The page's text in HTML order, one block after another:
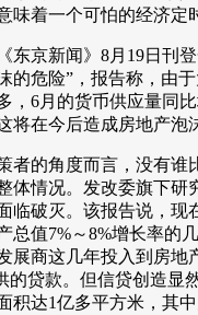
味着一个可怕的经济定
东京新闻》8月19日刊
的危险”，报告称，由
，6月的货币供应量同
将在今后造成房地产泡
者的角度而言，没有谁
体情况。发改委旗下研
临破灭。该报告说，现
总值7%～8%增长率的
展商这几年投入到房地
的贷款。但信贷创造显
积达1亿多平方米，其